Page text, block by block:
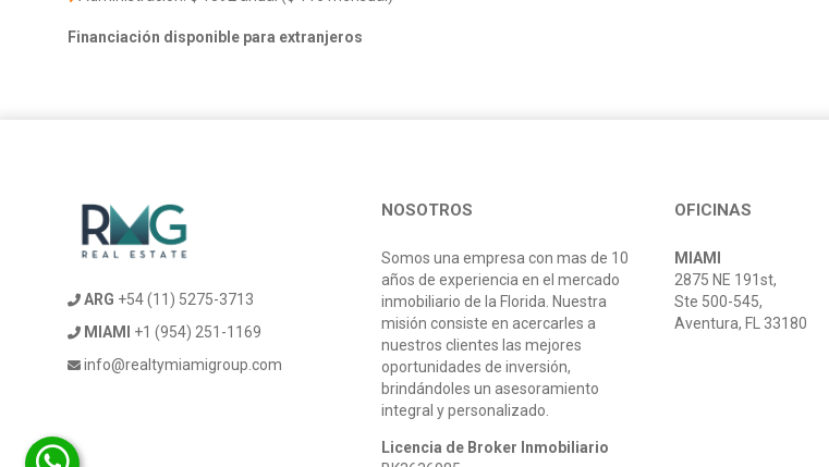
Financiación disponible para extranjeros
ARG +54 (11) 5275-3713
MIAMI
+1 (954) 251-1169
info@realtymiamigroup.com
NOSOTROS
Somos una empresa con mas de 10
años de experiencia en el mercado
inmobiliario de la Florida. Nuestra
misión consiste en acercarles a
nuestros clientes las mejores
oportunidades de inversión,
brindándoles un asesoramiento
integral y personalizado.
Licencia de Broker Inmobiliario
OFICINAS
MIAMI
2875 NE 191st,
Ste 500-545,
Aventura, FL 33180